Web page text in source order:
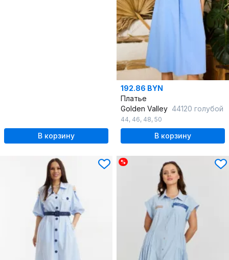
В корзину
192.86 BYN
Платье
Golden Valley 44120 голубой
44, 46, 48, 50
В корзину
%